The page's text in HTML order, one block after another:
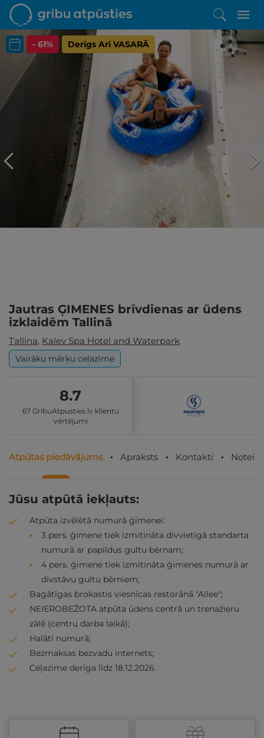
- 61% Derīgs Arī VASARĀ
Iepatikās šis piedāvājums?
Līdz brīnišķīgai atpūtai atlikuši tikai daži soļi
Jautras ĢIMENES brīvdienas ar ūdens
izklaidēm Tallinā
Tallina, Kalev Spa Hotel and Waterpark
Vairāku mērķu ceļazīme
8.7
67 GribuAtpusties.lv klientu
vērtējumi
Atpūtas piedāvājums Apraksts Kontakti
Jūsu atpūtā iekļauts:
Atpūta izvēlētā numurā ģimenei:
3 pers. ģimene tiek izmitināta divvietīgā standarta
numurā ar papildus gultu bērnam;
4 pers. ģimene tiek izmitināta ģimenes numurā ar
divstāvu gultu bērniem;
Bagātīgas brokastis viesnīcas restorānā "Allee";
NEIEROBEŽOTA atpūta ūdens centrā un trenažieru
zālē (centru darba laikā);
Halāti numurā;
Bezmaksas bezvadu internets;
Ceļazīme derīga līdz 18.12.2026.